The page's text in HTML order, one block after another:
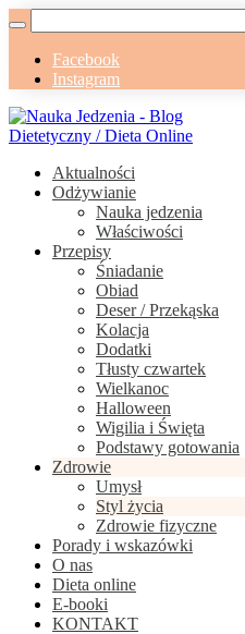
Facebook
Instagram
Aktualności
Odżywianie
Nauka jedzenia
Właściwości
Przepisy
Śniadanie
Obiad
Deser / Przekąska
Kolacja
Dodatki
Tłusty czwartek
Wielkanoc
Halloween
Wigilia i Święta
Podstawy gotowania
Zdrowie
Umysł
Styl życia
Zdrowie fizyczne
Porady i wskazówki
O nas
Dieta online
E-booki
KONTAKT